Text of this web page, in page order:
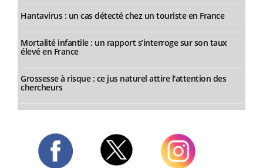
Hantavirus : un cas détecté chez un touriste en France
Mortalité infantile : un rapport s’interroge sur son taux
élevé en France
Grossesse à risque : ce jus naturel attire l'attention des
chercheurs